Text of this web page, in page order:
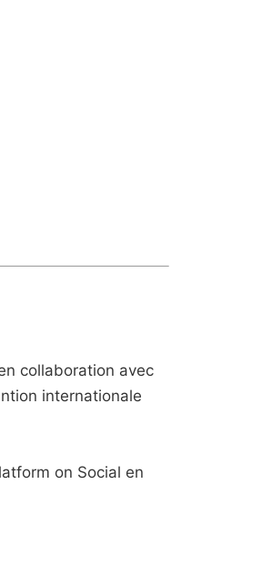
collaboration avec
internationale
on Social en